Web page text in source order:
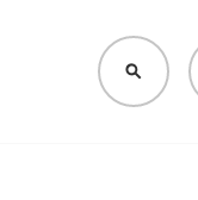
KERESÉS